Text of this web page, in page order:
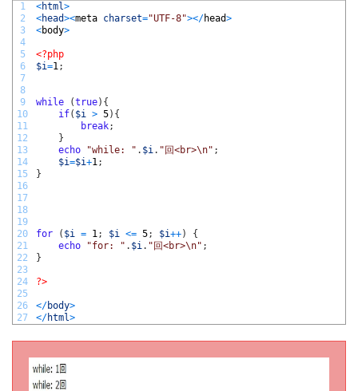
1
2
3
4
5
6
7
8
9
10
11
12
13
14
15
16
17
18
19
20
21
22
23
24
25
26
27
<html>
<head><meta charset="UTF-8"></head>
<body>
<?php
$i=1;
while (true) {
if( $i > 5) {
break;
}
echo
"while: " . $i. "回<br>\n" ;
$i=$i+1;
}
for ( $i = 1; $i <= 5; $i++)
{
echo
"for: " . $i. "回<br>\n" ;
}
?>
</body>
</html>